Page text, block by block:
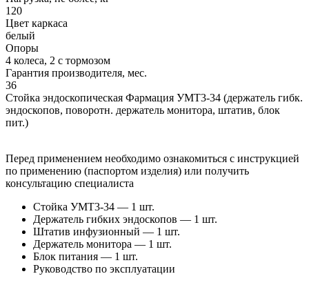
120
Цвет каркаса
белый
Опоры
4 колеса, 2 с тормозом
Гарантия производителя, мес.
36
Стойка эндоскопическая Фармация УМТ3-34 (держатель гибк.
эндоскопов, поворотн. держатель монитора, штатив, блок
пит.)
Перед применением необходимо ознакомиться с инструкцией
по применению (паспортом изделия) или получить
консультацию специалиста
Стойка УМТ3-34 — 1 шт.
Держатель гибких эндоскопов — 1 шт.
Штатив инфузионный — 1 шт.
Держатель монитора — 1 шт.
Блок питания — 1 шт.
Руководство по эксплуатации